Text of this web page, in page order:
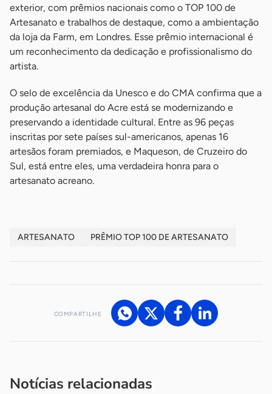
exterior, com prêmios nacionais como o TOP 100 de
Artesanato e trabalhos de destaque, como a ambientação
da loja da Farm, em Londres. Esse prêmio internacional é
um reconhecimento da dedicação e profissionalismo do
artista.
O selo de excelência da Unesco e do CMA confirma que a
produção artesanal do Acre está se modernizando e
preservando a identidade cultural. Entre as 96 peças
inscritas por sete países sul-americanos, apenas 16
artesãos foram premiados, e Maqueson, de Cruzeiro do
Sul, está entre eles, uma verdadeira honra para o
artesanato acreano.
ARTESANATO PRÊMIO TOP 100 DE ARTESANATO
COMPARTILHE
Notícias relacionadas